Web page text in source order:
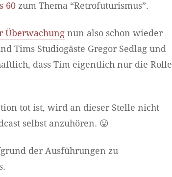
60zum Thema “Retrofuturismus”.
Überwachungnun also schon wieder
Tims Studiogäste Gregor Sedlag und
dass Tim eigentlich nur die Rolle
tot ist, wird an dieser Stelle nicht
selbst anzuhören. 😛
der Ausführungen zu